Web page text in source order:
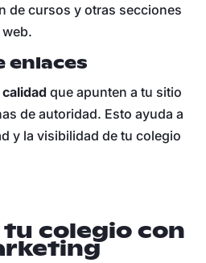
de cursos y otras secciones
enlaces
que apunten a tu sitio
de autoridad. Esto ayuda a
y la visibilidad de tu colegio
tu colegio con